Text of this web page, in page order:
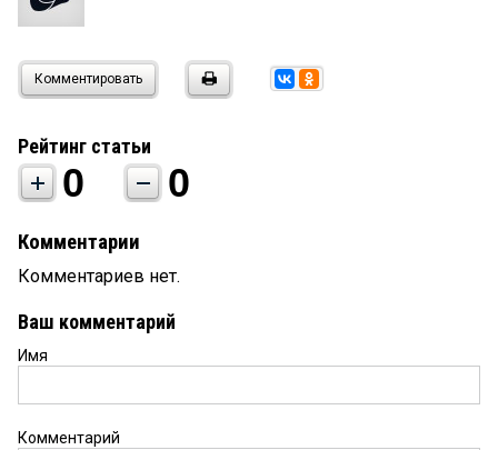
Комментировать
Рейтинг статьи
0 0
Комментарии
Комментариев нет.
Ваш комментарий
Имя
Комментарий